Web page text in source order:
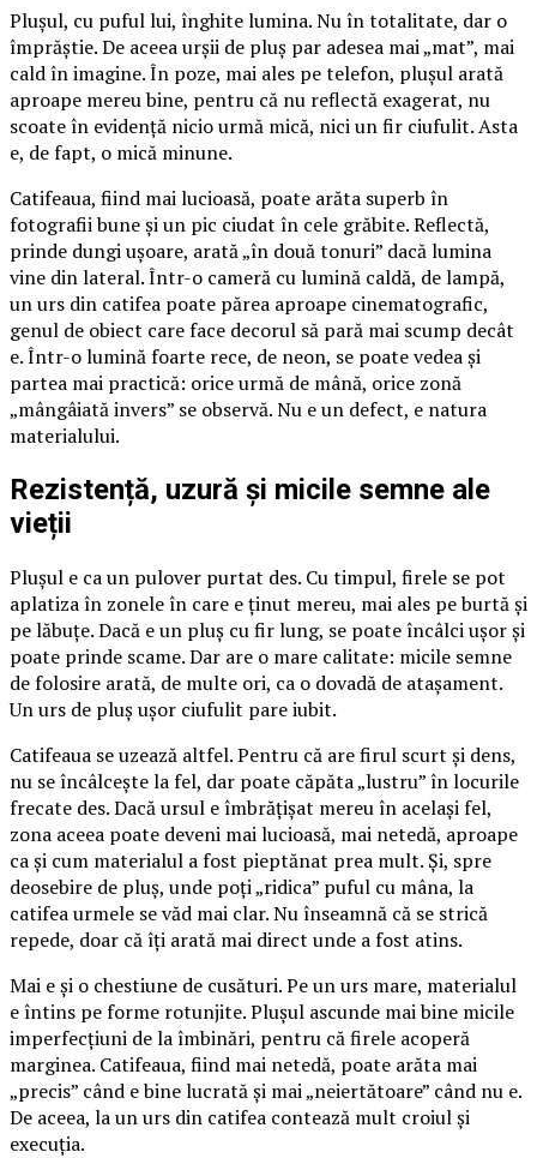
Plușul, cu puful lui, înghite lumina. Nu în totalitate, dar o
împrăștie. De aceea urșii de pluș par adesea mai „mat”, mai
cald în imagine. În poze, mai ales pe telefon, plușul arată
aproape mereu bine, pentru că nu reflectă exagerat, nu
scoate în evidență nicio urmă mică, nici un fir ciufulit. Asta
e, de fapt, o mică minune.
Catifeaua, fiind mai lucioasă, poate arăta superb în
fotografii bune și un pic ciudat în cele grăbite. Reflectă,
prinde dungi ușoare, arată „în două tonuri” dacă lumina
vine din lateral. Într-o cameră cu lumină caldă, de lampă,
un urs din catifea poate părea aproape cinematografic,
genul de obiect care face decorul să pară mai scump decât
e. Într-o lumină foarte rece, de neon, se poate vedea și
partea mai practică: orice urmă de mână, orice zonă
„mângâiată invers” se observă. Nu e un defect, e natura
materialului.
Rezistență, uzură și micile semne ale
vieții
Plușul e ca un pulover purtat des. Cu timpul, firele se pot
aplatiza în zonele în care e ținut mereu, mai ales pe burtă și
pe lăbuțe. Dacă e un pluș cu fir lung, se poate încâlci ușor și
poate prinde scame. Dar are o mare calitate: micile semne
de folosire arată, de multe ori, ca o dovadă de atașament.
Un urs de pluș ușor ciufulit pare iubit.
Catifeaua se uzează altfel. Pentru că are firul scurt și dens,
nu se încâlcește la fel, dar poate căpăta „lustru” în locurile
frecate des. Dacă ursul e îmbrățișat mereu în același fel,
zona aceea poate deveni mai lucioasă, mai netedă, aproape
ca și cum materialul a fost pieptănat prea mult. Și, spre
deosebire de pluș, unde poți „ridica” puful cu mâna, la
catifea urmele se văd mai clar. Nu înseamnă că se strică
repede, doar că îți arată mai direct unde a fost atins.
Mai e și o chestiune de cusături. Pe un urs mare, materialul
e întins pe forme rotunjite. Plușul ascunde mai bine micile
imperfecțiuni de la îmbinări, pentru că firele acoperă
marginea. Catifeaua, fiind mai netedă, poate arăta mai
„precis” când e bine lucrată și mai „neiertătoare” când nu e.
De aceea, la un urs din catifea contează mult croiul și
execuția.